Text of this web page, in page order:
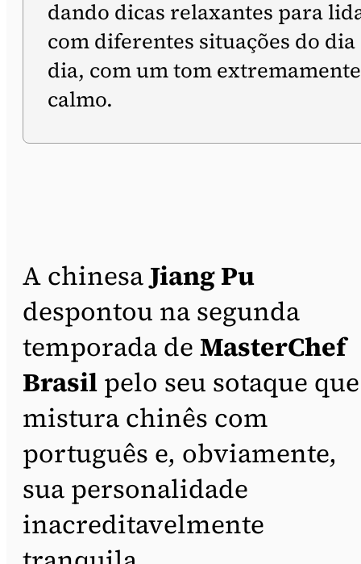
dando dicas relaxantes para
com diferentes situações do dia
dia, com um tom extremamente
calmo.
A chinesaJiang Pu
despontou na segunda
temporada de MasterChef
Brasil pelo seu sotaque que
mistura chinês com
português e, obviamente,
sua personalidade
inacreditavelmente